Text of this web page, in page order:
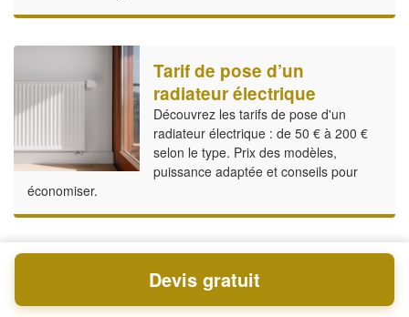
Tarif de pose d’un
radiateur électrique
Découvrez les tarifs de pose d'un
radiateur électrique : de 50 € à 200 €
selon le type. Prix des modèles,
puissance adaptée et conseils pour
économiser.
Prix pour refaire
l’électricité d’une maison
Devis gratuit